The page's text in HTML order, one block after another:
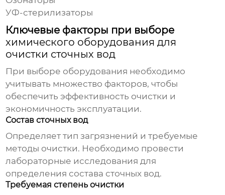
УФ-стерилизаторы
Ключевые факторы при выборе
химического оборудования для
очистки сточных вод
При выборе оборудования необходимо
учитывать множество факторов, чтобы
обеспечить эффективность очистки и
экономичность эксплуатации.
Состав сточных вод
Определяет тип загрязнений и требуемые
методы очистки. Необходимо провести
лабораторные исследования для
определения состава сточных вод.
Требуемая степень очистки